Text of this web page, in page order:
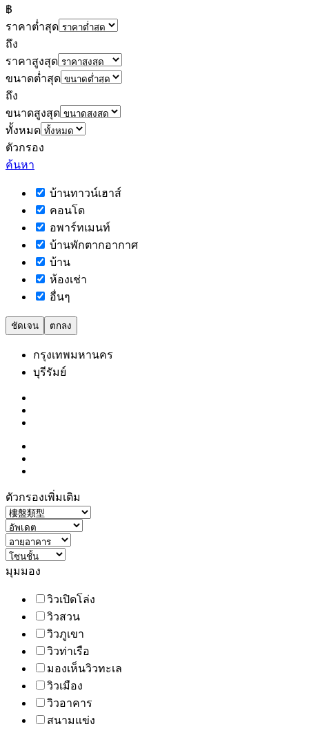
฿
ราคาต่ำสุด
ถึง
ราคาสูงสุด
ขนาดต่ำสุด
ถึง
ขนาดสูงสุด
ทั้งหมด
ตัวกรอง
ค้นหา
บ้านทาวน์เฮาส์
คอนโด
อพาร์ทเมนท์
บ้านพักตากอากาศ
บ้าน
ห้องเช่า
อื่นๆ
ชัดเจน ตกลง
กรุงเทพมหานคร
บุรีรัมย์
ตัวกรองเพิ่มเติม
มุมมอง
วิวเปิดโล่ง
วิวสวน
วิวภูเขา
วิวท่าเรือ
มองเห็นวิวทะเล
วิวเมือง
วิวอาคาร
สนามแข่ง